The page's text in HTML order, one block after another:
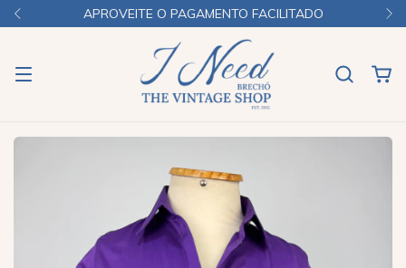
APROVEITE O PAGAMENTO FACILITADO